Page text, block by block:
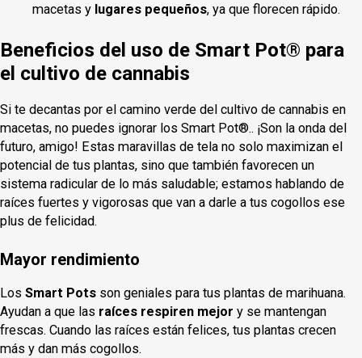
macetas y lugares pequeños, ya que florecen rápido.
Beneficios del uso de Smart Pot® para
el cultivo de cannabis
Si te decantas por el camino verde del cultivo de cannabis en
macetas, no puedes ignorar los Smart Pot®.. ¡Son la onda del
futuro, amigo! Estas maravillas de tela no solo maximizan el
potencial de tus plantas, sino que también favorecen un
sistema radicular de lo más saludable; estamos hablando de
raíces fuertes y vigorosas que van a darle a tus cogollos ese
plus de felicidad.
Mayor rendimiento
Los Smart Pots son geniales para tus plantas de marihuana.
Ayudan a que las raíces respiren mejor y se mantengan
frescas. Cuando las raíces están felices, tus plantas crecen
más y dan más cogollos.